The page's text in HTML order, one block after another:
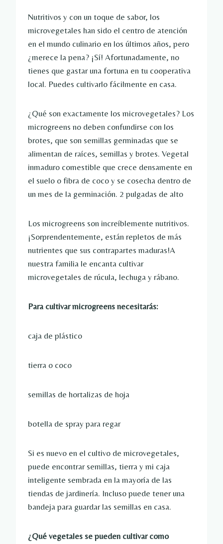
Nutritivos y con un toque de sabor, los
microvegetales han sido el centro de atención
en el mundo culinario en los últimos años, pero
¿merece la pena? ¡Sí! Afortunadamente, no
tienes que gastar una fortuna en tu cooperativa
local. Puedes cultivarlo fácilmente en casa.
¿Qué son exactamente los microvegetales? Los
microgreens no deben confundirse con los
brotes, que son semillas germinadas que se
alimentan de raíces, semillas y brotes. Vegetal
inmaduro comestible que crece densamente en
el suelo o fibra de coco y se cosecha dentro de
un mes de la germinación. 2 pulgadas de alto
Los microgreens son increíblemente nutritivos.
¡Sorprendentemente, están repletos de más
nutrientes que sus contrapartes maduras!A
nuestra familia le encanta cultivar
microvegetales de rúcula, lechuga y rábano.
Para cultivar microgreens necesitarás:
caja de plástico
tierra o coco
semillas de hortalizas de hoja
botella de spray para regar
Si es nuevo en el cultivo de microvegetales,
puede encontrar semillas, tierra y mi caja
inteligente sembrada en la mayoría de las
tiendas de jardinería. Incluso puede tener una
bandeja para guardar las semillas en casa.
¿Qué vegetales se pueden cultivar como